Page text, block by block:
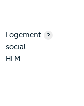
Logement
social
HLM
?